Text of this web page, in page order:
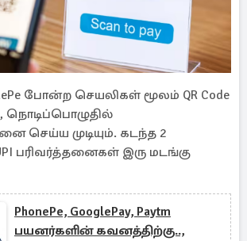
போன்ற செயலிகள் மூலம் QR Code
செய்ய முடியும். கடந்த 2
பரிவர்த்தனைகள் இரு மடங்கு
PhonePe, GooglePay, Paytm
பயனர்களின் கவனத்திற்கு..,